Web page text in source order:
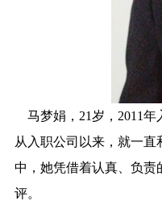
马梦娟，21岁，2011年
从入职公司以来，就一
中，她凭借着认真、负责
评。